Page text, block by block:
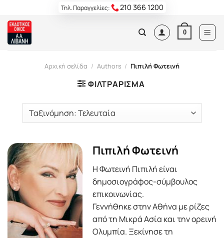
content
Τηλ. Παραγγελίες: 210 366 1200
0
Αρχική σελίδα / Authors / Πιπιλή Φωτεινή
ΦΙΛΤΡΆΡΙΣΜΑ
Πιπιλή Φωτεινή
Η Φωτεινή Πιπιλή είναι
δημοσιογράφος-σύμβουλος
επικοινωνίας.
Γεννήθηκε στην Αθήνα με ρίζες
από τη Μικρά Ασία και την ορεινή
Ολυμπία. Ξεκίνησε τη